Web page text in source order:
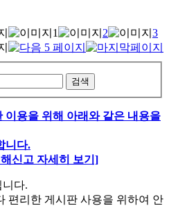
1 2
3
검색
이용을 위해 아래와 같은 내용을
니다.
신고 자세히 보기]
다.
편리한 게시판 사용을 위하여 안